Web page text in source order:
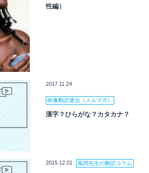
性編）
2017.11.24
映像翻訳通信（メルマガ）
漢字？ひらがな？カタカナ？
2015.12.01 風間先生の翻訳コラム